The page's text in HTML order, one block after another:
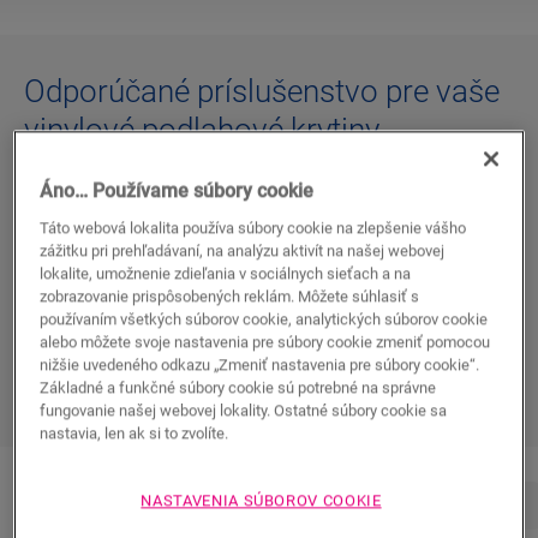
Odporúčané príslušenstvo pre vaše
vinylové podlahové krytiny
Nová podlaha je oveľa viac než len kopa dosiek alebo
dlaždíc. Ide tiež o topostarať sa o všetky detaily
a vytvoriť jedinečný priestor pre potešenie na dlhé
nadchádzajúce roky. Od podkladových vrstiev
a montážnych nástrojov po soklové lišty, profily
a prípravky na čistenie a opravu: náš rad príslušenstva
vám s tým môže pomôcť.
Inštalácia Dokončenie
Áno… Používame súbory cookie
Táto webová lokalita používa súbory cookie na zlepšenie vášho
zážitku pri prehľadávaní, na analýzu aktivít na našej webovej
lokalite, umožnenie zdieľania v sociálnych sieťach a na
zobrazovanie prispôsobených reklám. Môžete súhlasiť s
používaním všetkých súborov cookie, analytických súborov cookie
alebo môžete svoje nastavenia pre súbory cookie zmeniť pomocou
nižšie uvedeného odkazu „Zmeniť nastavenia pre súbory cookie“.
Základné a funkčné súbory cookie sú potrebné na správne
fungovanie našej webovej lokality. Ostatné súbory cookie sa
nastavia, len ak si to zvolíte.
NASTAVENIA SÚBOROV COOKIE